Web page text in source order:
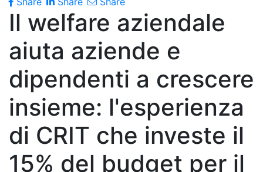
Il welfare aziendale
aiuta aziende e
dipendenti a crescere
insieme: l'esperienza
di CRIT che investe il
15% del budget per il